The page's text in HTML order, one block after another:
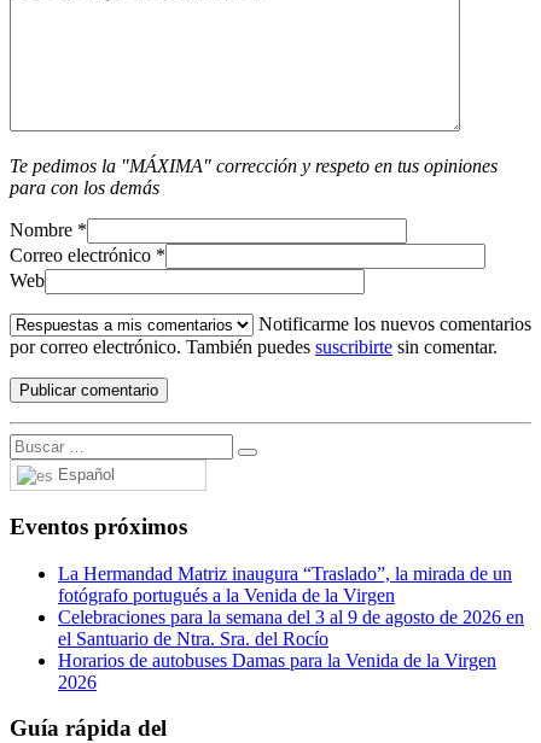
Te pedimos la "MÁXIMA" corrección y respeto en tus opiniones
para con los demás
Nombre *
Correo electrónico *
Web
Notificarme los nuevos comentarios
por correo electrónico. También puedes suscribirte sin comentar.
Español
Eventos próximos
La Hermandad Matriz inaugura “Traslado”, la mirada de un
fotógrafo portugués a la Venida de la Virgen
Celebraciones para la semana del 3 al 9 de agosto de 2026 en
el Santuario de Ntra. Sra. del Rocío
Horarios de autobuses Damas para la Venida de la Virgen
2026
Guía rápida del